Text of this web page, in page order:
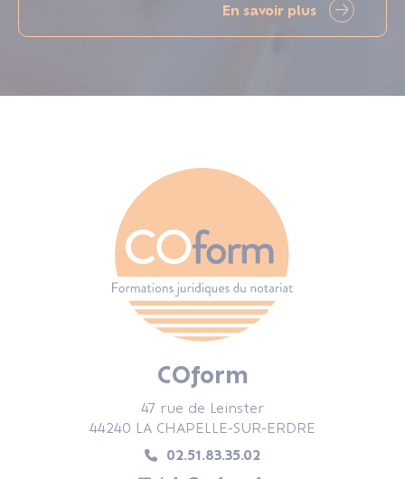
En savoir plus
COform
47 rue de Leinster
44240 LA CHAPELLE-SUR-ERDRE
02.51.83.35.02